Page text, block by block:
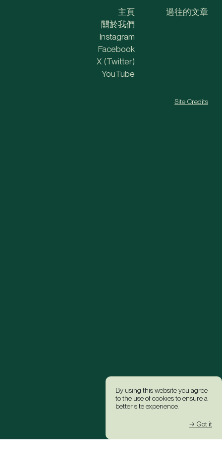
By using this website you agree
to the use of cookies to ensure a
better site experience.
→ Got it
主頁
關於我們
過往的文章
Instagram
Facebook
X (Twitter)
YouTube
Site Credits